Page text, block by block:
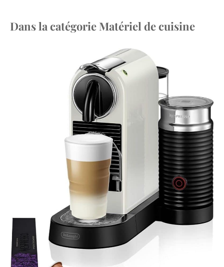
Dans la catégorie Matériel de cuisine